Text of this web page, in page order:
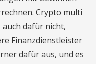
Crypto multi
dafür nicht,
Finanzdienstleister
dafür aus, und es